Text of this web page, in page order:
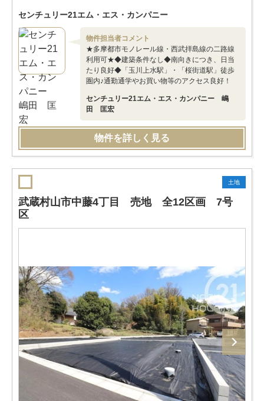
センチュリー21エム・エス・カンパニー
物件担当者コメント
★多摩都市モノレール線・西武拝島線の二路線
利用可★◆建築条件なし◆南向きにつき、日当
たり良好◆「玉川上水駅」・「桜街道駅」徒歩
圏内♪通勤通学やお買い物等のアクセス良好！
センチュリー21エム・エス・カンパニー 嶋
田 匡宏
物件を詳しく見る
土地
武蔵村山市中藤4丁目 売地 全12区画 7号
区